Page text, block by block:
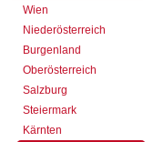
Wien
Niederösterreich
Burgenland
Oberösterreich
Salzburg
Steiermark
Kärnten